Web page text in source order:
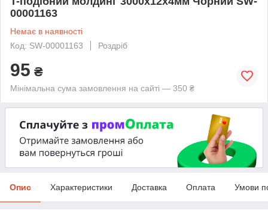
00001163
Немає в наявності
Код: SW-00001163
Роздріб
95 ₴
Мінімальна сума замовлення на сайті — 350 ₴
Опис Характеристики Доставка Оплата Умови